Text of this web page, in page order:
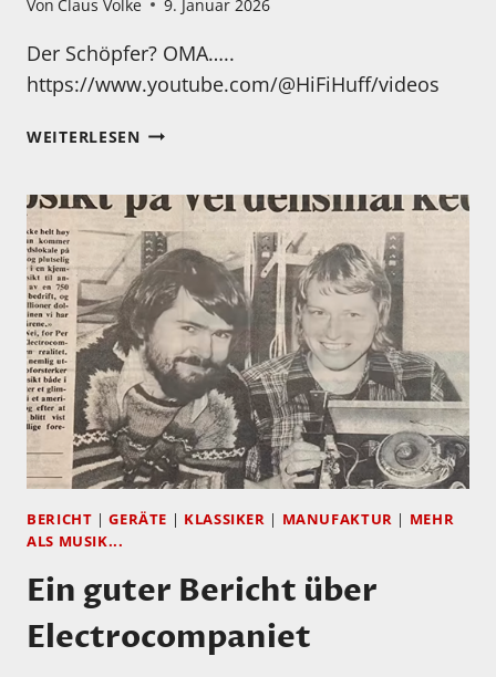
Von Claus Volke 9. Januar 2026
Der Schöpfer? OMA…..
https://www.youtube.com/@HiFiHuff/videos
WEITERLESENEIN
KLEINLAUTSPRECHER
BERICHT |GERÄTE | KLASSIKER | MANUFAKTUR | MEHR
ALS MUSIK...
Ein guter Bericht über
Electrocompaniet